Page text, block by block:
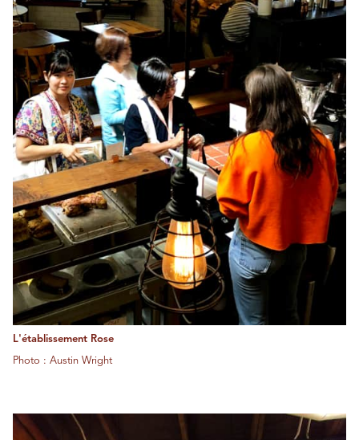
L'établissement Rose
Photo : Austin Wright